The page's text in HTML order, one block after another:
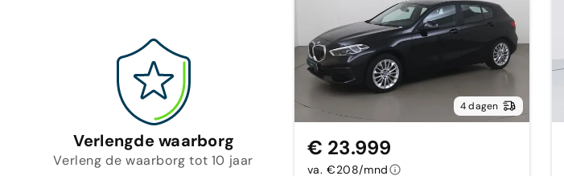
Verlengde waarborg
Verleng de waarborg tot 10 jaar
4 dagen
€ 23.999
va. €208/mnd